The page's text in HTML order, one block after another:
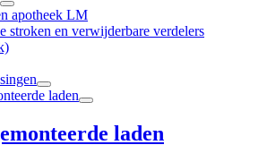
apotheek LM
stroken en verwijderbare verdelers
laden
laden